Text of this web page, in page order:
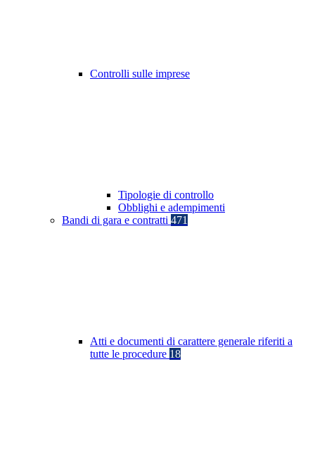
Controlli sulle imprese
Tipologie di controllo
Obblighi e adempimenti
Bandi di gara e contratti 471
Atti e documenti di carattere generale riferiti a
tutte le procedure 18